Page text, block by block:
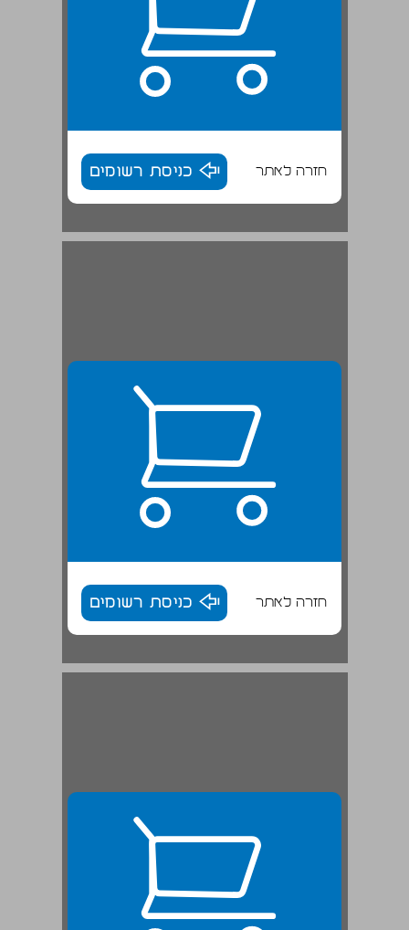
חזרה לאתר כניסת רשומים
חזרה לאתר כניסת רשומים